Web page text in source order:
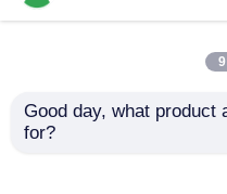
योकोहामा रबर फेंडर
उच्च प्रभाव प्रतिरोध टिकाऊ
Good day, what product
for?